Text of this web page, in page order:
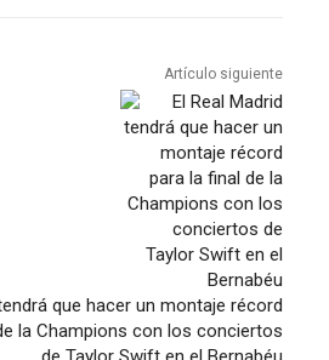
Artículo siguiente
que hacer un montaje récord
la Champions con los conciertos